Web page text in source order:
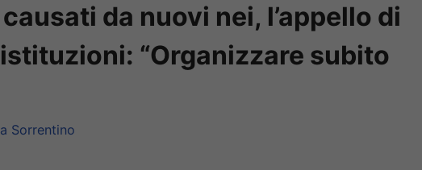
da nuovi nei, l’appello di
“Organizzare subito
Sorrentino